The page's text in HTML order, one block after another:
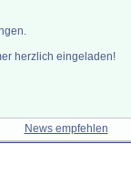
herzlich eingeladen!
News empfehlen